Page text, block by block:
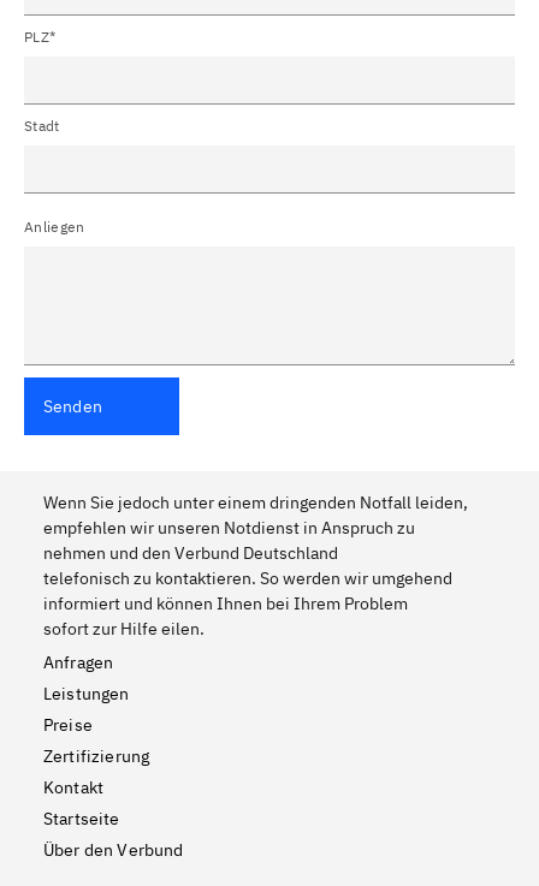
PLZ*
Stadt
Anliegen
Senden
Wenn Sie jedoch unter einem dringenden Notfall leiden,
empfehlen wir unseren Notdienst in Anspruch zu
nehmen und den Verbund Deutschland
telefonisch zu kontaktieren. So werden wir umgehend
informiert und können Ihnen bei Ihrem Problem
sofort zur Hilfe eilen.
Anfragen
Leistungen
Preise
Zertifizierung
Kontakt
Startseite
Über den Verbund